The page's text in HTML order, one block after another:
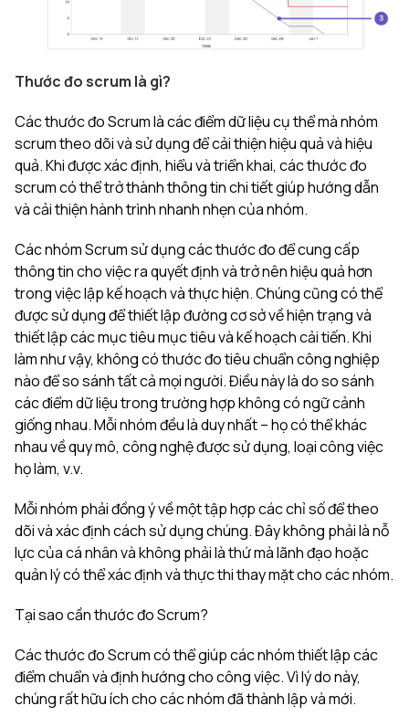
Thước đo scrum là gì?
Các thước đo Scrum là các điểm dữ liệu cụ thể mà nhóm
scrum theo dõi và sử dụng để cải thiện hiệu quả và hiệu
quả. Khi được xác định, hiểu và triển khai, các thước đo
scrum có thể trở thành thông tin chi tiết giúp hướng dẫn
và cải thiện hành trình nhanh nhẹn của nhóm.
Các nhóm Scrum sử dụng các thước đo để cung cấp
thông tin cho việc ra quyết định và trở nên hiệu quả hơn
trong việc lập kế hoạch và thực hiện. Chúng cũng có thể
được sử dụng để thiết lập đường cơ sở về hiện trạng và
thiết lập các mục tiêu mục tiêu và kế hoạch cải tiến. Khi
làm như vậy, không có thước đo tiêu chuẩn công nghiệp
nào để so sánh tất cả mọi người. Điều này là do so sánh
các điểm dữ liệu trong trường hợp không có ngữ cảnh
giống nhau. Mỗi nhóm đều là duy nhất – họ có thể khác
nhau về quy mô, công nghệ được sử dụng, loại công việc
họ làm, v.v.
Mỗi nhóm phải đồng ý về một tập hợp các chỉ số để theo
dõi và xác định cách sử dụng chúng. Đây không phải là nỗ
lực của cá nhân và không phải là thứ mà lãnh đạo hoặc
quản lý có thể xác định và thực thi thay mặt cho các nhóm.
Tại sao cần thước đo Scrum?
Các thước đo Scrum có thể giúp các nhóm thiết lập các
điểm chuẩn và định hướng cho công việc. Vì lý do này,
chúng rất hữu ích cho các nhóm đã thành lập và mới.